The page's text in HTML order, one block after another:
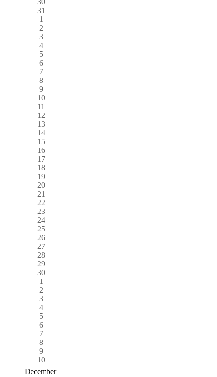
31
1
2
3
4
5
6
7
8
9
10
11
12
13
14
15
16
17
18
19
20
21
22
23
24
25
26
27
28
29
30
1
2
3
4
5
6
7
8
9
10
December